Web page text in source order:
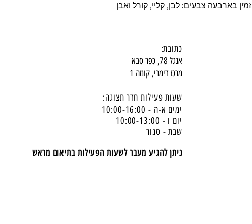
זמין בארבעה צבעים: לבן, קליי, קורל ואבן
כתובת:
אנגל 78, כפר סבא
מרכז דימרי, קומה 1
שעות פעילות חדר תצוגה:
ימים א-ה - 10:00-16: 00
יום ו - 10:00-13:00
שבת - סגור
ניתן להגיע מעבר לשעות הפעילות בתיאום מראש